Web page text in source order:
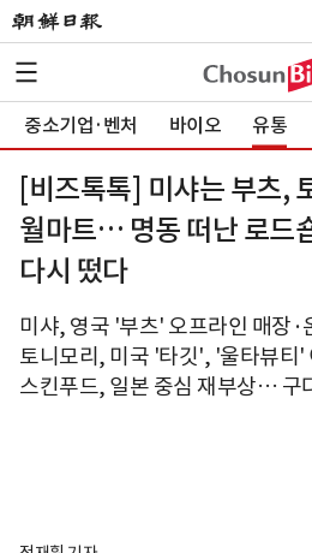
중소기업·벤처 바이오 유통
[비즈톡톡] 미샤는 부츠,
월마트… 명동 떠난 로드
다시 떴다
미샤, 영국 '부츠' 오프라인 매장·
토니모리, 미국 '타깃', '울타뷰티'
스킨푸드, 일본 중심 재부상… 구